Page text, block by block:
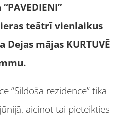
“PAVEDIENI”
teātrī vienlaikus
Dejas mājas KURTUVĒ
“Sildošā rezidence” tika
aicinot tai pieteikties